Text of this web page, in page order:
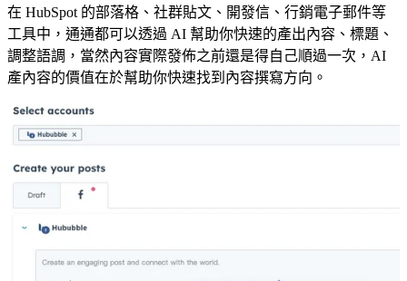
在 HubSpot 的部落格、社群貼文、開發信、行銷電子郵件等
工具中，通通都可以透過 AI 幫助你快速的產出內容、標題、
調整語調，當然內容實際發佈之前還是得自己順過一次，AI
產內容的價值在於幫助你快速找到內容撰寫方向。